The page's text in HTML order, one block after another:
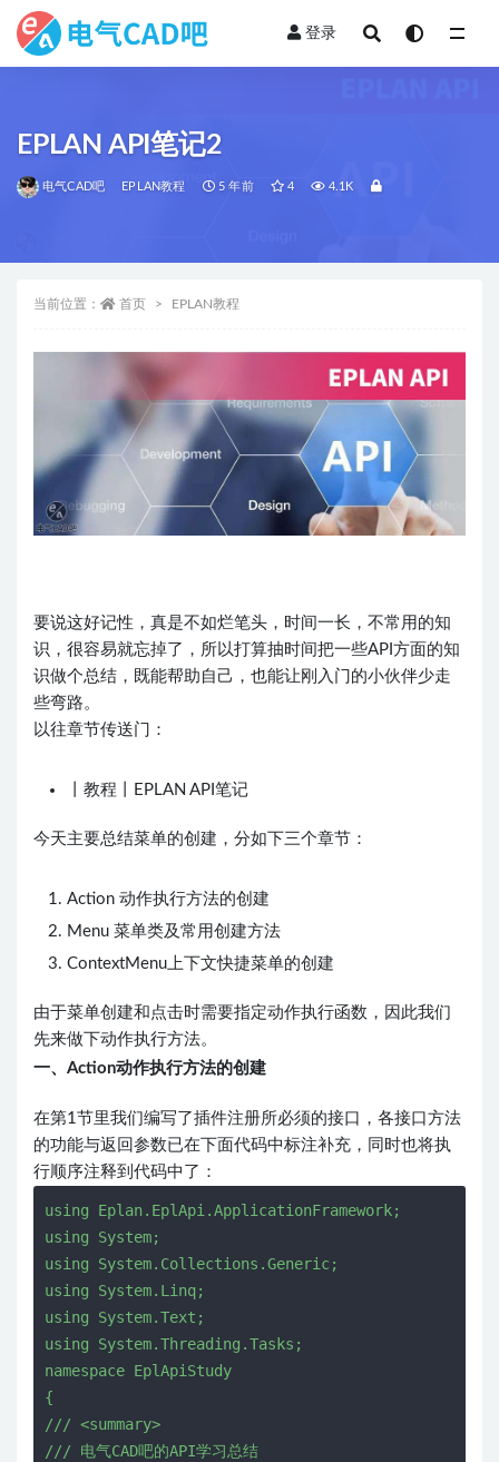
登录
EPLAN API笔记2
电气CAD吧 EPLAN教程 5 年前 4 4.1K
当前位置： 首页 EPLAN教程
要说这好记性，真是不如烂笔头，时间一长，不常用的知
识，很容易就忘掉了，所以打算抽时间把一些API方面的知
识做个总结，既能帮助自己，也能让刚入门的小伙伴少走
些弯路。
以往章节传送门：
教程 E PLAN AP 笔记
今天主要总结菜单的创建，分如下三个章节：
Action 动作执行方法的创建
Menu 菜单类及常用创建方法
ContextMenu上下文快捷菜单的创建
由于菜单创建和点击时需要指定动作执行函数，因此我们
先来做下动作执行方法。
一、Action动作执行方法的创建
在第1节里我们编写了插件注册所必须的接口，各接口方法
的功能与返回参数已在下面代码中标注补充，同时也将执
行顺序注释到代码中了：
usi ng Epl an. EplApi .Appl i cati onFramework
usi ng System;
usi ng System. Col l ecti ons .Generi c
usi ng System. L i nq;
usi ng System.Text ;
usi ng System.Threadi ng .Tas ks ;
namespace EplApi Study
{
/// <summary>
/// 电气CAD吧的API学习总结